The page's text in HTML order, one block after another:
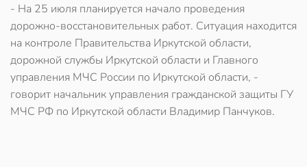
- На 25 июля планируется начало проведения
дорожно-восстановительных работ. Ситуация находится
на контроле Правительства Иркутской области,
дорожной службы Иркутской области и Главного
управления МЧС России по Иркутской области, -
говорит начальник управления гражданской защиты ГУ
МЧС РФ по Иркутской области Владимир Панчуков.